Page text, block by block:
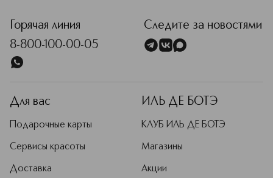
Горячая линия
8-800-100-00-05
Следите за новостями
Для вас
Подарочные карты
Сервисы красоты
Доставка
ИЛЬ ДЕ БОТЭ
КЛУБ ИЛЬ ДЕ БОТЭ
Магазины
Акции